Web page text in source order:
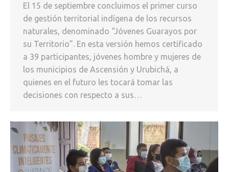
El 15 de septiembre concluimos el primer curso
de gestión territorial indígena de los recursos
naturales, denominado “Jóvenes Guarayos por
su Territorio”. En esta versión hemos certificado
a 39 participantes, jóvenes hombre y mujeres de
los municipios de Ascensión y Urubichá, a
quienes en el futuro les tocará tomar las
decisiones con respecto a sus…